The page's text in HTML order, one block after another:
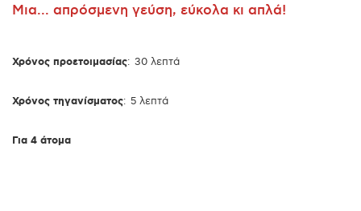
Μια... απρόσμενη γεύση, εύκολα κι απλά!
Χρόνος προετοιμασίας: 30 λεπτά
Χρόνος τηγανίσματος: 5 λεπτά
Για 4 άτομα